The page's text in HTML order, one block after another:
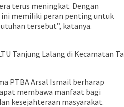
terus meningkat. Dengan
ini memiliki peran penting untuk
tersebut”, katanya.
Tanjung Lalang di Kecamatan
PTBA Arsal Ismail berharap
membawa manfaat bagi
kesejahteraan masyarakat.